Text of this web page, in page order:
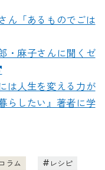
ん「あるものでごは
・麻子さんに聞くゼ
は人生を変える力が
らしたい』著者に学
ラム
レシピ